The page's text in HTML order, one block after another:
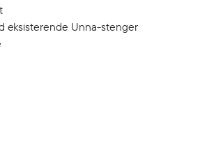
eksisterende Unna-stenger